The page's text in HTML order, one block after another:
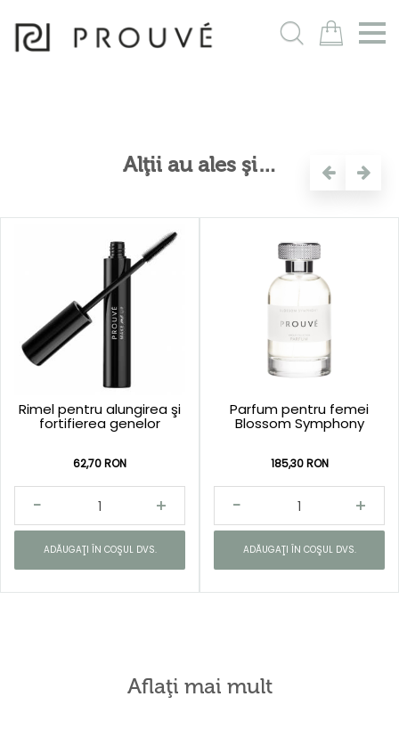
m
Alţii au ales şi…
Rimel pentru alungirea şi
fortifierea genelor
62,70 RON
ADĂUGAŢI ÎN COŞUL DVS.
Parfum pentru femei
Blossom Symphony
185,30 RON
ADĂUGAŢI ÎN COŞUL DVS.
Aflaţi mai mult